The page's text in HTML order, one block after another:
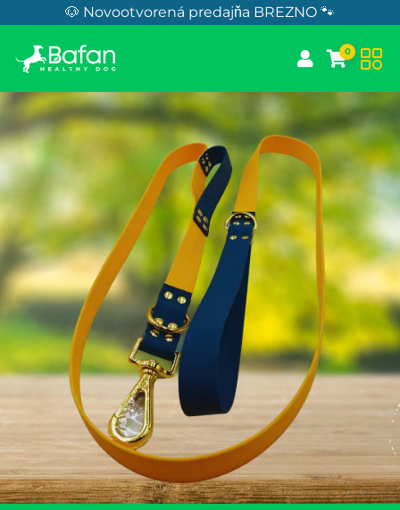
Skip to Content🐶 Novootvorená predajňa BREZNO 🐾
0